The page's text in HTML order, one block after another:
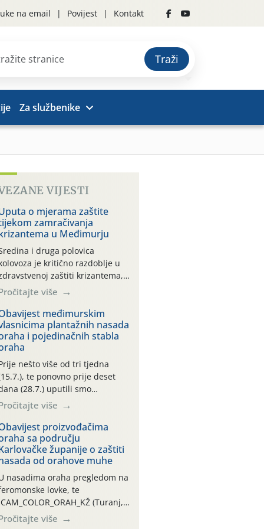
na email Povijest Kontakt
Traži
Za službenike
VIJESTI
o mjerama zaštite
zamračivanja
u Međimurju
i druga polovica
je kritično razdoblje u
zaštiti krizantema,
prije zamračivanja u proteklom
smo mjesecu tri puta upućivali
o preventivnim
zaštite krizantema od
uzročnika bolesti,
i fito-fagnih grinja (23.7.,
06.7.)! Na početku ovog
je zabilježeno je
i ekstremno vruće
razdoblje, uz
temperature […]
više
međimurskim
plantažnih nasada
i pojedinačnih stabla
nešto više od tri tjedna
te ponovno prije deset
(28.7.) uputili smo
vlasnicima plantažnih
nasada oraha i pojedinačnih
o početku leta i
potrebi usmjerenog
orahove muhe
completa)! Već
dana traje drugi
“toplinski udar”, koji
naročito izražen zadnja šest
(31.7.-05.8.), jer najviše
zraka svakodnevno
više
proizvođačima
sa području
županije o zaštiti
od orahove muhe
nasadima oraha pregledom na
lovke, te
CAM_COLOR_ORAH_KŽ (Turanj,
zabilježena je mala
više